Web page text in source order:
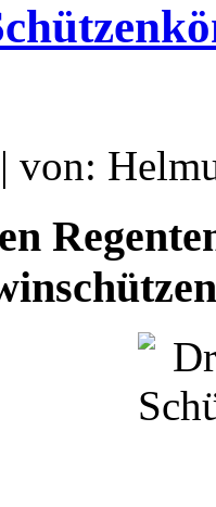
von: